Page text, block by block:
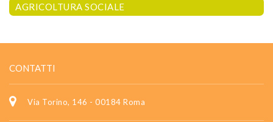
AGRICOLTURA SOCIALE
CONTATTI
Via Torino, 146 - 00184 Roma